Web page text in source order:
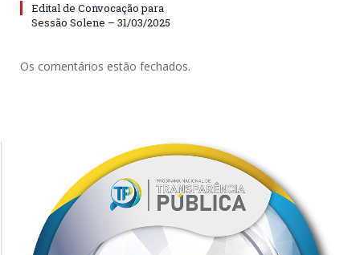
Edital de Convocação para
Sessão Solene – 31/03/2025
Os comentários estão fechados.